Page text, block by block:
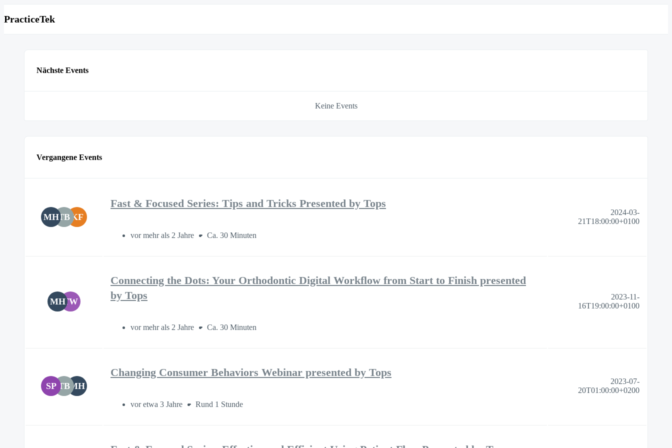
PracticeTek
Nächste Events
Keine Events
Vergangene Events
MHTB KF
Fast & Focused Series: Tips and Tricks Presented by Tops
vor mehr als 2 Jahre Ca. 30 Minuten
2024-03-
21T18:00:00+0100
MHTW
Connecting the Dots: Your Orthodontic Digital Workflow from Start to Finish presented
by Tops
vor mehr als 2 Jahre Ca. 30 Minuten
2023-11-
16T19:00:00+0100
SP TBMH
Changing Consumer Behaviors Webinar presented by Tops
vor etwa 3 Jahre Rund 1 Stunde
2023-07-
20T01:00:00+0200